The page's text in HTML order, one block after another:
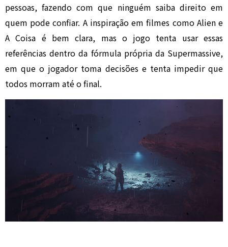
pessoas, fazendo com que ninguém saiba direito em
quem pode confiar. A inspiração em filmes como Alien e
A Coisa é bem clara, mas o jogo tenta usar essas
referências dentro da fórmula própria da Supermassive,
em que o jogador toma decisões e tenta impedir que
todos morram até o final.